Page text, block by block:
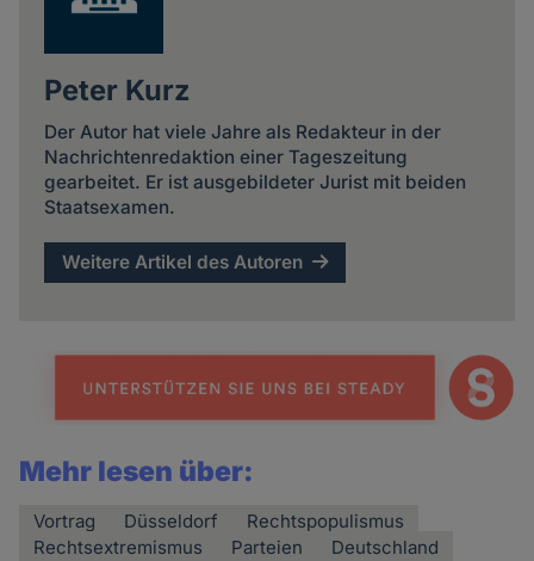
Peter Kurz
Der Autor hat viele Jahre als Redakteur in der
Nachrichtenredaktion einer Tageszeitung
gearbeitet. Er ist ausgebildeter Jurist mit beiden
Staatsexamen.
Weitere Artikel des Autoren
Mehr lesen über:
Vortrag Düsseldorf
Rechtspopulismus
Rechtsextremismus
Parteien Deutschland